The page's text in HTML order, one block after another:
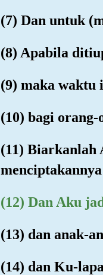
(7) Dan untuk
(8) Apabila
(9) maka waktu
(10) bagi
(11) Biarkanlah
(12) Dan Aku
(13) dan anak-
(14) dan Ku-